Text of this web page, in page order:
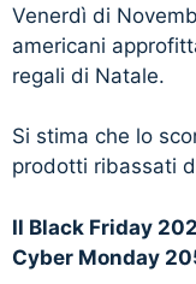
Venerdì di
americani
regali di Natale.
Si stima che lo
prodotti ribassati
Il Black Friday
Cyber Monday